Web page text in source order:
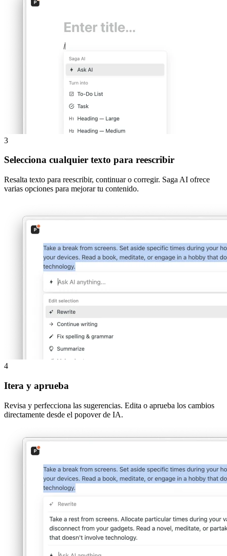
3
Selecciona cualquier texto para reescribir
Resalta texto para reescribir, continuar o corregir. Saga AI ofrece
varias opciones para mejorar tu contenido.
4
Itera y aprueba
Revisa y perfecciona las sugerencias. Edita o aprueba los cambios
directamente desde el popover de IA.